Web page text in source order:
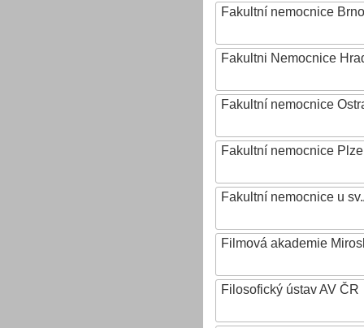
Fakultní nemocnice Brno
Fakultni Nemocnice
Fakultní nemocnice
Fakultní nemocnice
Fakultní nemocnice u
Filmová akademie
Filosofický ústav AV ČR